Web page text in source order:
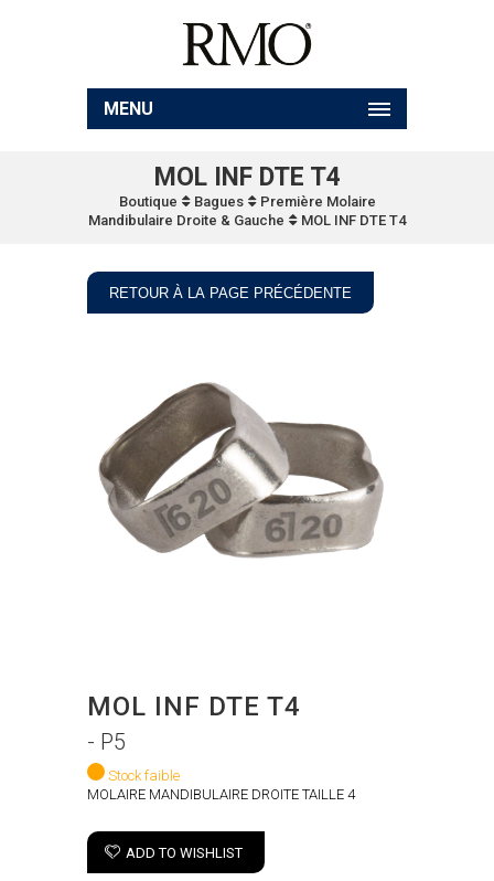
MENU
MOL INF DTE T4
Boutique Bagues
Première Molaire
Mandibulaire Droite & Gauche
MOL INF DTE T4
RETOUR À LA PAGE PRÉCÉDENTE
MOL INF DTE T4
- P5
Stock faible
MOLAIRE MANDIBULAIRE DROITE TAILLE 4
ADD TO WISHLIST